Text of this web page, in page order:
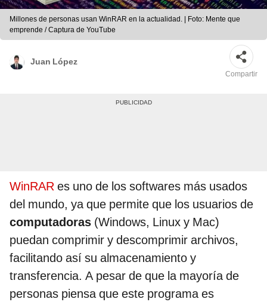
Millones de personas usan WinRAR en la actualidad. | Foto: Mente que
emprende / Captura de YouTube
Juan López
Compartir
WinRAR es uno de los softwares más usados
del mundo, ya que permite que los usuarios de
computadoras (Windows, Linux y Mac)
puedan comprimir y descomprimir archivos,
facilitando así su almacenamiento y
transferencia. A pesar de que la mayoría de
personas piensa que este programa es